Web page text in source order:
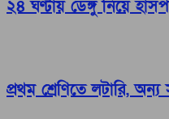
২৪ ঘণ্টায় ডেঙ্গু নিয়ে
প্রথম শ্রেণিতে লটারি,